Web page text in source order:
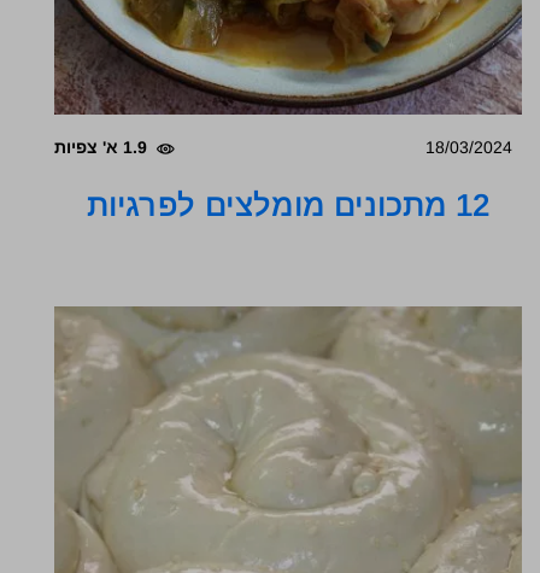
18/03/2024 1.9 א' צפיות
12 מתכונים מומלצים לפרגיות